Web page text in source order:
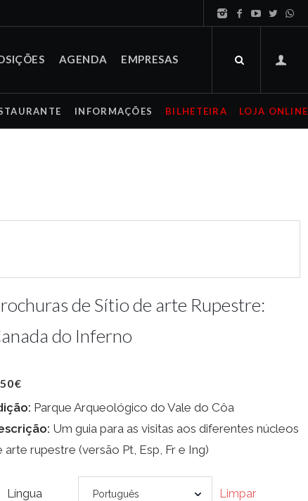
AGENDA EMPRESAS
INFORMAÇÕES BILHETEIRA LOJA ONLINE
de Sítio de arte Rupestre:
do Inferno
€
Parque Arqueológico do Vale do Côa
Um guia para as visitas aos diferentes núcleos
arte rupestre (versão Pt, Esp, Fr e Ing)
Língua Limpar